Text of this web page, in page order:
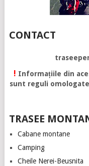
CONTACT
! Informațiile din
sunt reguli
TRASEE
Cabane montane
Camping
Cheile Nerei-Beusnita